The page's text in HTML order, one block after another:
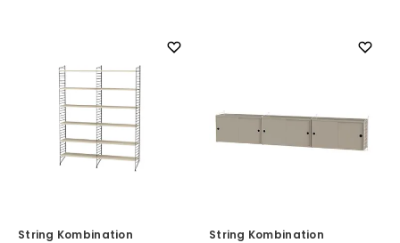
String Kombination
String Kombination